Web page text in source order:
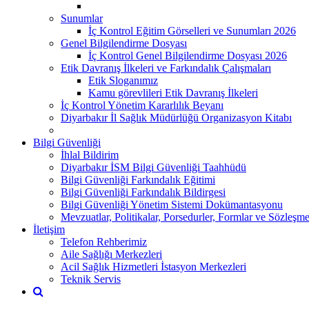
Sunumlar
İç Kontrol Eğitim Görselleri ve Sunumları 2026
Genel Bilgilendirme Dosyası
İç Kontrol Genel Bilgilendirme Dosyası 2026
Etik Davranış İlkeleri ve Farkındalık Çalışmaları
Etik Sloganımız
Kamu görevlileri Etik Davranış İlkeleri
İç Kontrol Yönetim Kararlılık Beyanı
Diyarbakır İl Sağlık Müdürlüğü Organizasyon Kitabı
Bilgi Güvenliği
İhlal Bildirim
Diyarbakır İSM Bilgi Güvenliği Taahhüdü
Bilgi Güvenliği Farkındalık Eğitimi
Bilgi Güvenliği Farkındalık Bildirgesi
Bilgi Güvenliği Yönetim Sistemi Dokümantasyonu
Mevzuatlar, Politikalar, Porsedurler, Formlar ve
İletişim
Telefon Rehberimiz
Aile Sağlığı Merkezleri
Acil Sağlık Hizmetleri İstasyon Merkezleri
Teknik Servis